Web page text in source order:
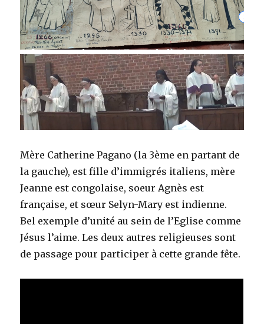
Mère Catherine Pagano (la 3ème en partant de
la gauche), est fille d’immigrés italiens, mère
Jeanne est congolaise, soeur Agnès est
française, et sœur Selyn-Mary est indienne.
Bel exemple d’unité au sein de l’Eglise comme
Jésus l’aime. Les deux autres religieuses sont
de passage pour participer à cette grande fête.